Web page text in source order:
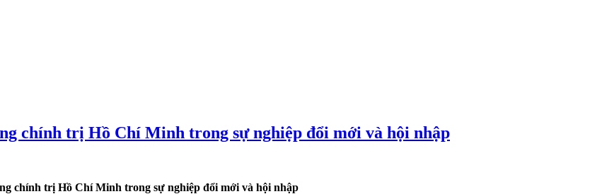
chính trị Hồ Chí Minh trong sự nghiệp đổi mới và hội nhập
chính trị Hồ Chí Minh trong sự nghiệp đổi mới và hội nhập